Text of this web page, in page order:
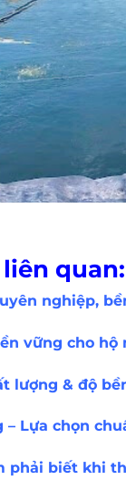
quan:
nghiệp,
vững cho hộ
lượng & độ
Lựa chọn
phải biết khi